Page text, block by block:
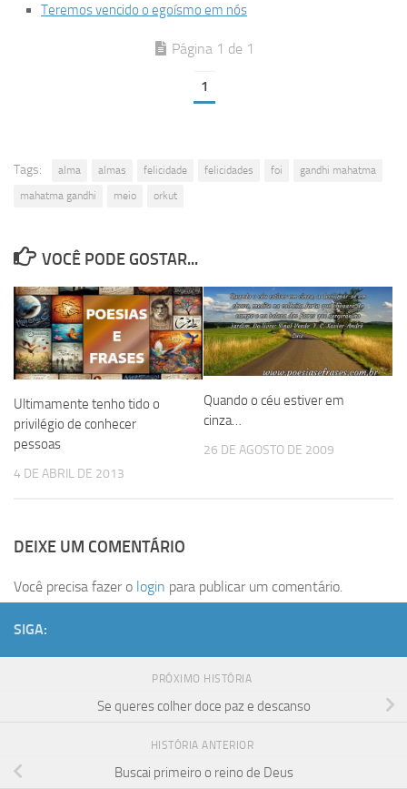
Teremos vencido o egoísmo em nós
Página 1 de 1
1
Tags: alma almas felicidade felicidades foi
gandhi mahatma
mahatma gandhi
meio orkut
VOCÊ PODE GOSTAR...
Ultimamente tenho tido o
privilégio de conhecer
pessoas
4 DE ABRIL DE 2013
Quando o céu estiver em
cinza…
26 DE AGOSTO DE 2009
DEIXE UM COMENTÁRIO
Você precisa fazer o login para publicar um comentário.
SIGA:
PRÓXIMO HISTÓRIA
Se queres colher doce paz e descanso
HISTÓRIA ANTERIOR
Buscai primeiro o reino de Deus